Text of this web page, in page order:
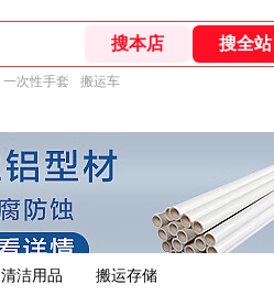
一次性手套 搬运车
清洁用品 搬运存储